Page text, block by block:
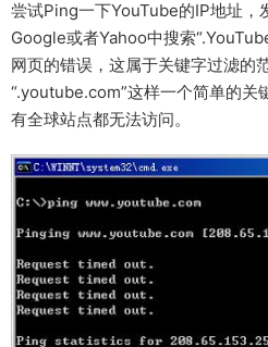
尝试Ping一下YouTube的IP地址，
Google或者Yahoo中搜索
网页的错误，这属于关键字过滤的
“.youtube.com”这样一个简单的
有全球站点都无法访问。